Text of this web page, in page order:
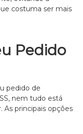
costuma ser mais
Pedido
pedido de
nem tudo está
As principais opções